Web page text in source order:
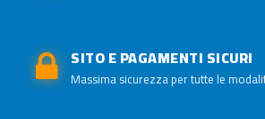
SITO E PAGAMENTI SICURI
Massima sicurezza per tutte le